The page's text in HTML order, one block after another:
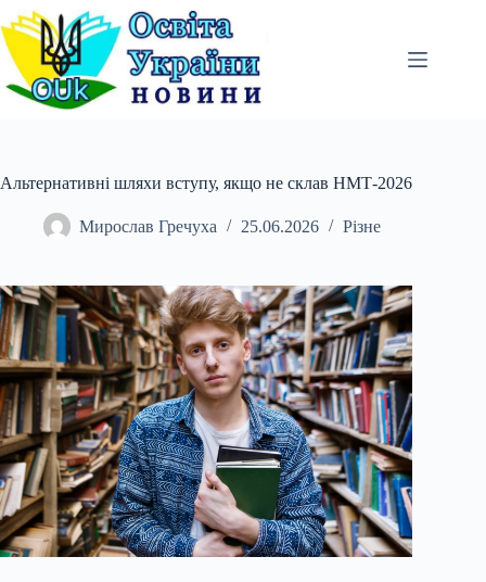
Перейти
до
вмісту
Альтернативні шляхи вступу, якщо не склав НМТ-2026
Мирослав Гречуха 25.06.2026 Різне